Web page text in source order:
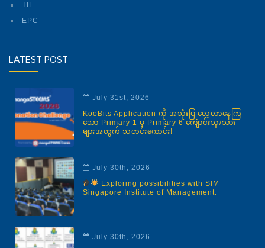
TIL
EPC
LATEST POST
July 31st, 2026
KooBits Application ကို အသုံးပြုလေ့လာနေကြ
သော Primary 1 မှ Primary 6 ကျောင်းသူ/သား
များအတွက် သတင်းကောင်း!
July 30th, 2026
Exploring possibilities with SIM
Singapore Institute of Management.
July 30th, 2026